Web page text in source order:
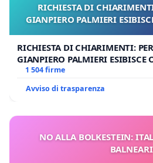
RICHIESTA DI
GIANPIERO PALMIERI
RICHIESTA DI CHIARIMENTI:
GIANPIERO PALMIERI ESIBISCE
1 504 firme
Avviso di trasparenza
NO ALLA BOLKESTEIN:
BALNEARI